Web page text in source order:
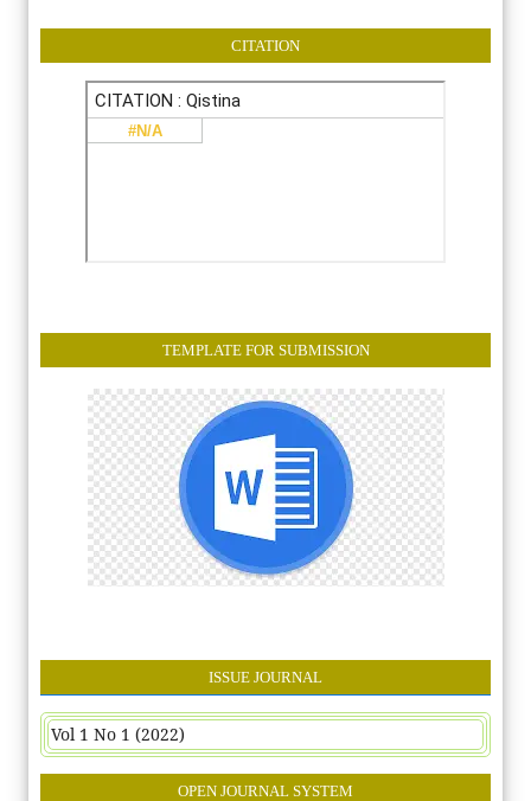
CITATION
TEMPLATE FOR SUBMISSION
ISSUE JOURNAL
Vol 1 No 1 (2022)
OPEN JOURNAL SYSTEM